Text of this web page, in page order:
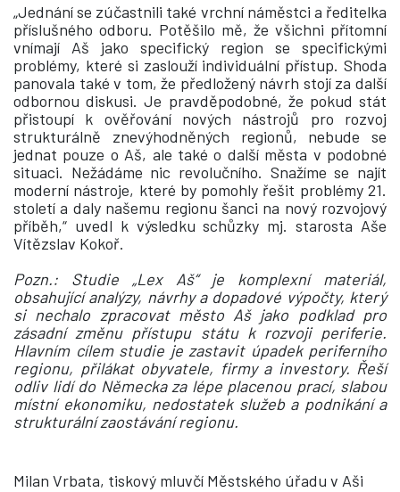
„Jednání se zúčastnili také vrchní náměstci a ředitelka
příslušného odboru. Potěšilo mě, že všichni přítomní
vnímají Aš jako specifický region se specifickými
problémy, které si zaslouží individuální přístup. Shoda
panovala také v tom, že předložený návrh stojí za další
odbornou diskusi. Je pravděpodobné, že pokud stát
přistoupí k ověřování nových nástrojů pro rozvoj
strukturálně znevýhodněných regionů, nebude se
jednat pouze o Aš, ale také o další města v podobné
situaci. Nežádáme nic revolučního. Snažíme se najít
moderní nástroje, které by pomohly řešit problémy 21.
století a daly našemu regionu šanci na nový rozvojový
příběh,“ uvedl k výsledku schůzky mj. starosta Aše
Vítězslav Kokoř.
Pozn.: Studie „Lex Aš“ je komplexní materiál,
obsahující analýzy, návrhy a dopadové výpočty, který
si nechalo zpracovat město Aš jako podklad pro
zásadní změnu přístupu státu k rozvoji periferie.
Hlavním cílem studie je zastavit úpadek periferního
regionu, přilákat obyvatele, firmy a investory. Řeší
odliv lidí do Německa za lépe placenou prací, slabou
místní ekonomiku, nedostatek služeb a podnikání a
strukturální zaostávání regionu.
Milan Vrbata, tiskový mluvčí Městského úřadu v Aši